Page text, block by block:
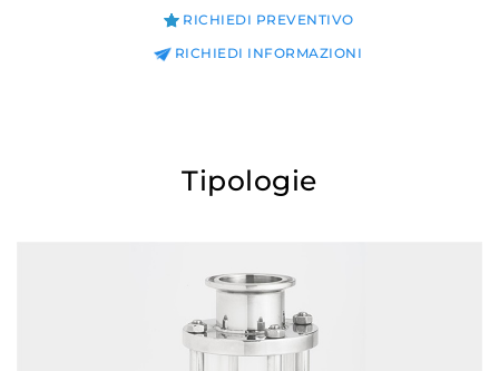
RICHIEDI PREVENTIVO
RICHIEDI INFORMAZIONI
Tipologie